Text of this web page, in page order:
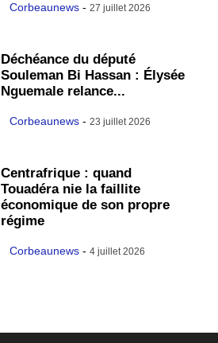
Corbeaunews - 27 juillet 2026
Déchéance du député
Souleman Bi Hassan : Élysée
Nguemale relance...
Corbeaunews - 23 juillet 2026
Centrafrique : quand
Touadéra nie la faillite
économique de son propre
régime
Corbeaunews - 4 juillet 2026